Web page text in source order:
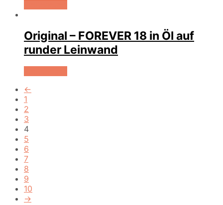
Original – FOREVER 18 in Öl auf
runder Leinwand
←
1
2
3
4
5
6
7
8
9
10
→